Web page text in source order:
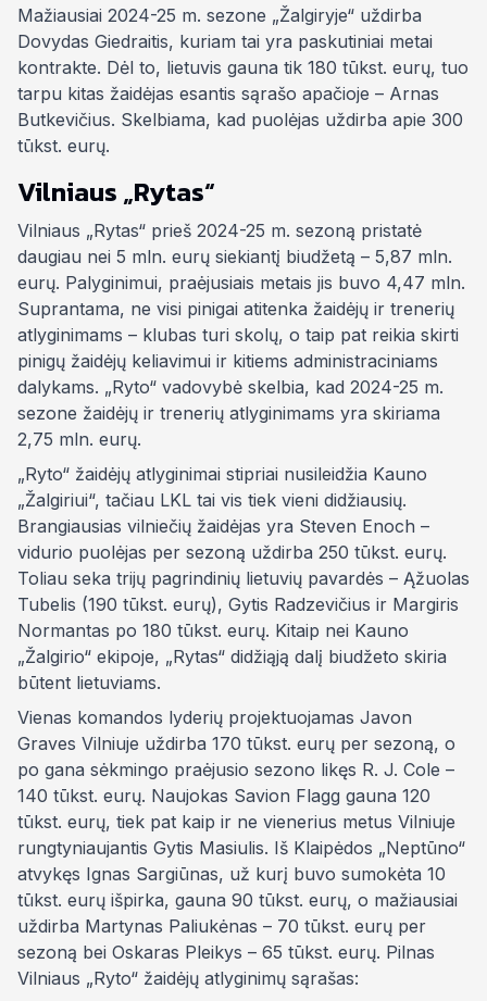
Mažiausiai 2024-25 m. sezone „Žalgiryje“ uždirba
Dovydas Giedraitis, kuriam tai yra paskutiniai metai
kontrakte. Dėl to, lietuvis gauna tik 180 tūkst. eurų, tuo
tarpu kitas žaidėjas esantis sąrašo apačioje – Arnas
Butkevičius. Skelbiama, kad puolėjas uždirba apie 300
tūkst. eurų.
Vilniaus „Rytas“
Vilniaus „Rytas“ prieš 2024-25 m. sezoną pristatė
daugiau nei 5 mln. eurų siekiantį biudžetą – 5,87 mln.
eurų. Palyginimui, praėjusiais metais jis buvo 4,47 mln.
Suprantama, ne visi pinigai atitenka žaidėjų ir trenerių
atlyginimams – klubas turi skolų, o taip pat reikia skirti
pinigų žaidėjų keliavimui ir kitiems administraciniams
dalykams. „Ryto“ vadovybė skelbia, kad 2024-25 m.
sezone žaidėjų ir trenerių atlyginimams yra skiriama
2,75 mln. eurų.
„Ryto“ žaidėjų atlyginimai stipriai nusileidžia Kauno
„Žalgiriui“, tačiau LKL tai vis tiek vieni didžiausių.
Brangiausias vilniečių žaidėjas yra Steven Enoch –
vidurio puolėjas per sezoną uždirba 250 tūkst. eurų.
Toliau seka trijų pagrindinių lietuvių pavardės – Ąžuolas
Tubelis (190 tūkst. eurų), Gytis Radzevičius ir Margiris
Normantas po 180 tūkst. eurų. Kitaip nei Kauno
„Žalgirio“ ekipoje, „Rytas“ didžiąją dalį biudžeto skiria
būtent lietuviams.
Vienas komandos lyderių projektuojamas Javon
Graves Vilniuje uždirba 170 tūkst. eurų per sezoną, o
po gana sėkmingo praėjusio sezono likęs R. J. Cole –
140 tūkst. eurų. Naujokas Savion Flagg gauna 120
tūkst. eurų, tiek pat kaip ir ne vienerius metus Vilniuje
rungtyniaujantis Gytis Masiulis. Iš Klaipėdos „Neptūno“
atvykęs Ignas Sargiūnas, už kurį buvo sumokėta 10
tūkst. eurų išpirka, gauna 90 tūkst. eurų, o mažiausiai
uždirba Martynas Paliukėnas – 70 tūkst. eurų per
sezoną bei Oskaras Pleikys – 65 tūkst. eurų. Pilnas
Vilniaus „Ryto“ žaidėjų atlyginimų sąrašas: